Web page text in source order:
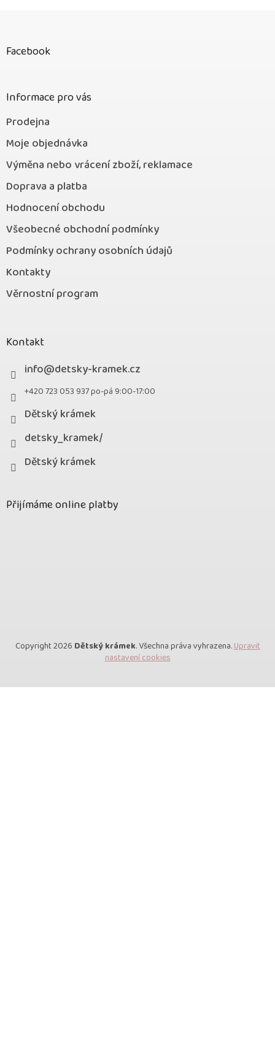
Facebook
Informace pro vás
Prodejna
Moje objednávka
Výměna nebo vrácení zboží, reklamace
Doprava a platba
Hodnocení obchodu
Všeobecné obchodní podmínky
Podmínky ochrany osobních údajů
Kontakty
Věrnostní program
Kontakt
info@detsky-kramek.cz
+420 723 053 937 po-pá 9:00-17:00
Dětský krámek
detsky_kramek/
Dětský krámek
Přijímáme online platby
Copyright 2026 Dětský krámek. Všechna práva vyhrazena.Upravit
nastavení cookies